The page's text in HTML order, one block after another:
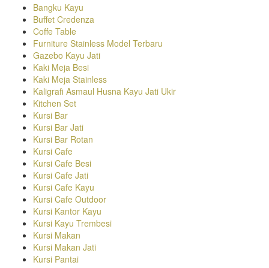
Bangku Kayu
Buffet Credenza
Coffe Table
Furniture Stainless Model Terbaru
Gazebo Kayu Jati
Kaki Meja Besi
Kaki Meja Stainless
Kaligrafi Asmaul Husna Kayu Jati Ukir
Kitchen Set
Kursi Bar
Kursi Bar Jati
Kursi Bar Rotan
Kursi Cafe
Kursi Cafe Besi
Kursi Cafe Jati
Kursi Cafe Kayu
Kursi Cafe Outdoor
Kursi Kantor Kayu
Kursi Kayu Trembesi
Kursi Makan
Kursi Makan Jati
Kursi Pantai